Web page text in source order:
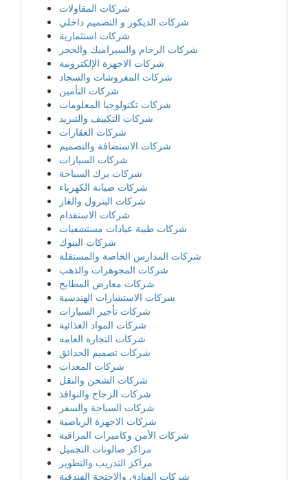
شركات المقاولات
شركات الديكور و التصميم داخلي
شركات استثمارية
شركات الرخام والسيراميك والحجر
شركات الاجهزة الإلكترونية
شركات المفروشات والسجاد
شركات التأمين
شركات تكنولوجيا المعلومات
شركات التكييف والتبريد
شركات العقارات
شركات الاستضافة والتصميم
شركات السيارات
شركات برك السباحة
شركات صيانة الكهرباء
شركات البترول والغاز
شركات الاستقدام
شركات طبية عيادات مستشفيات
شركات البنوك
شركات المدارس الخاصة والمستقلة
شركات المجوهرات والذهب
شركات معارض المطابخ
شركات الاستشارات الهندسية
شركات تأجير السيارات
شركات المواد الغذائية
شركات التجارة العامه
شركات تصميم الحدائق
شركات المعدات
شركات الشحن والنقل
شركات الزجاج والنوافذ
شركات السياحة والسفر
شركات الاجهزة الرياضية
شركات الأمن وكاميرات المراقبة
مراكز صالونات التجميل
مراكز التدريب والتطوير
شركات الفنادق والاجنحة الفندقية